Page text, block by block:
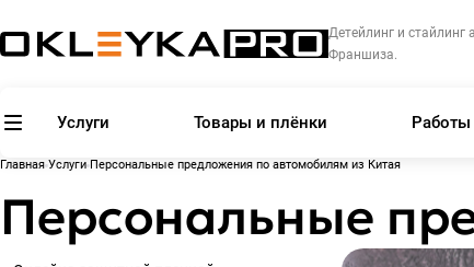
Детейлинг и стайлинг
Франшиза.
Услуги Товары и плёнки Работы
Главная Услуги Персональные предложения по автомобилям из Китая
Персональные